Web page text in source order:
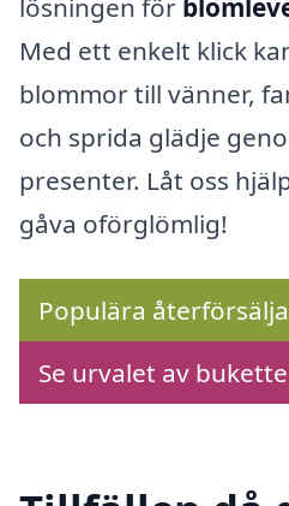
lösningen för
Med ett enkelt klick
blommor till vänner,
och sprida glädje
presenter. Låt oss
gåva oförglömlig!
Populära
Se urvalet av